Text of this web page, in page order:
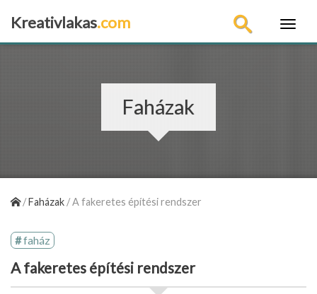
Kreativlakas.com
Faházak
/Faházak /A fakeretes építési rendszer
faház
A fakeretes építési rendszer